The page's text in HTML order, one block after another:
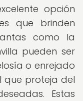
opción
que brinden
como la
pueden ser
o enrejado
proteja del
Estas